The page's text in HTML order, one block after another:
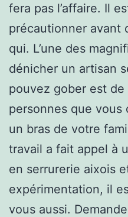
fera pas l’affaire. Il
précautionner avant
qui. L’une des
dénicher un artisan
pouvez gober est de
personnes que vous
un bras de votre
travail a fait appel à
en serrurerie aixois
expérimentation, il
vous aussi.